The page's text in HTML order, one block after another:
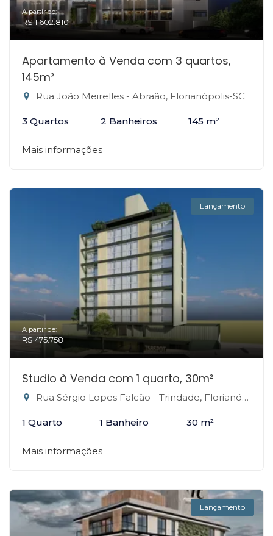
A partir de:
R$ 1.602.810
Apartamento à Venda com 3 quartos,
145m²
Rua João Meirelles - Abraão, Florianópolis-SC
3 Quartos 2 Banheiros 145 m²
Mais informações
Lançamento
A partir de:
R$ 475.758
Studio à Venda com 1 quarto, 30m²
Rua Sérgio Lopes Falcão - Trindade, Florianópolis-SC
1 Quarto 1 Banheiro 30 m²
Mais informações
Lançamento